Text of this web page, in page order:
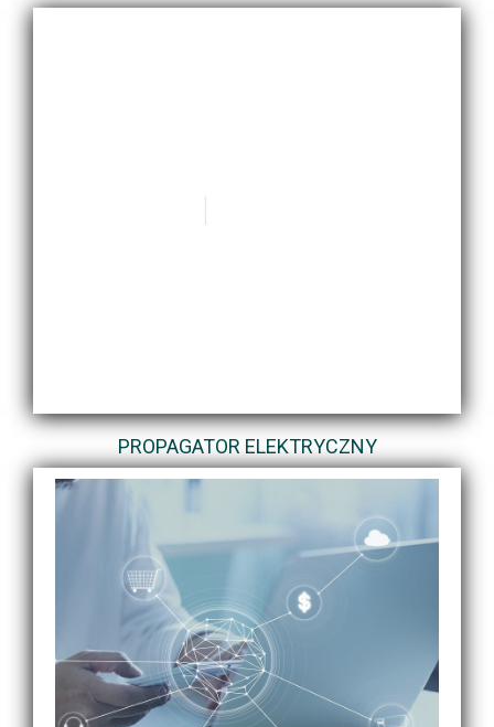
PROPAGATOR ELEKTRYCZNY